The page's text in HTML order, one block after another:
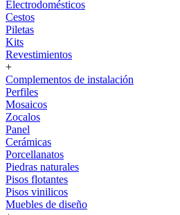
Electrodomésticos
Cestos
Piletas
Kits
Revestimientos
+
Complementos de instalación
Perfiles
Mosaicos
Zocalos
Panel
Cerámicas
Porcellanatos
Piedras naturales
Pisos flotantes
Pisos vinilicos
Muebles de diseño